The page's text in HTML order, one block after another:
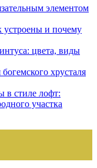
элементом
устроены и почему
цвета, виды
хрусталя
в стиле лофт:
участка